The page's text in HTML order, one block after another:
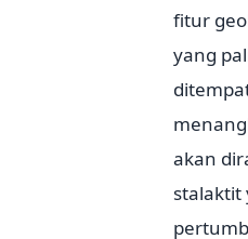
fitur
yang
akan
stalaktit